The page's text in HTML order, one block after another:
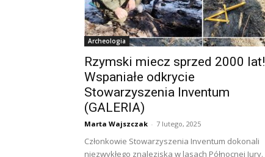
Archeologia
Rzymski miecz sprzed 2000 lat!
Wspaniałe odkrycie
Stowarzyszenia Inventum
(GALERIA)
Marta Wajszczak - 7 lutego, 2025
Członkowie Stowarzyszenia Inventum dokonali
niezwykłego znaleziska w lasach Północnej Jury.